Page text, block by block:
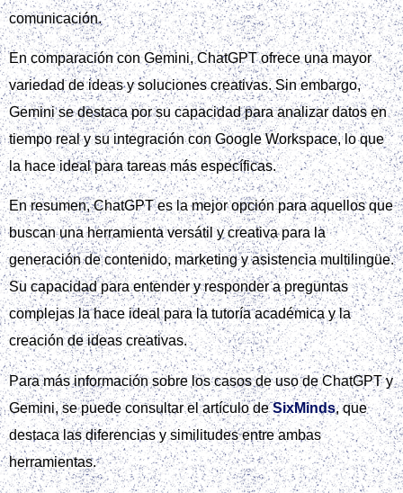
comunicación.
En comparación con Gemini, ChatGPT ofrece una mayor
variedad de ideas y soluciones creativas. Sin embargo,
Gemini se destaca por su capacidad para analizar datos en
tiempo real y su integración con Google Workspace, lo que
la hace ideal para tareas más específicas.
En resumen, ChatGPT es la mejor opción para aquellos que
buscan una herramienta versátil y creativa para la
generación de contenido, marketing y asistencia multilingüe.
Su capacidad para entender y responder a preguntas
complejas la hace ideal para la tutoría académica y la
creación de ideas creativas.
Para más información sobre los casos de uso de ChatGPT y
Gemini, se puede consultar el artículo deSixMinds, que
destaca las diferencias y similitudes entre ambas
herramientas.